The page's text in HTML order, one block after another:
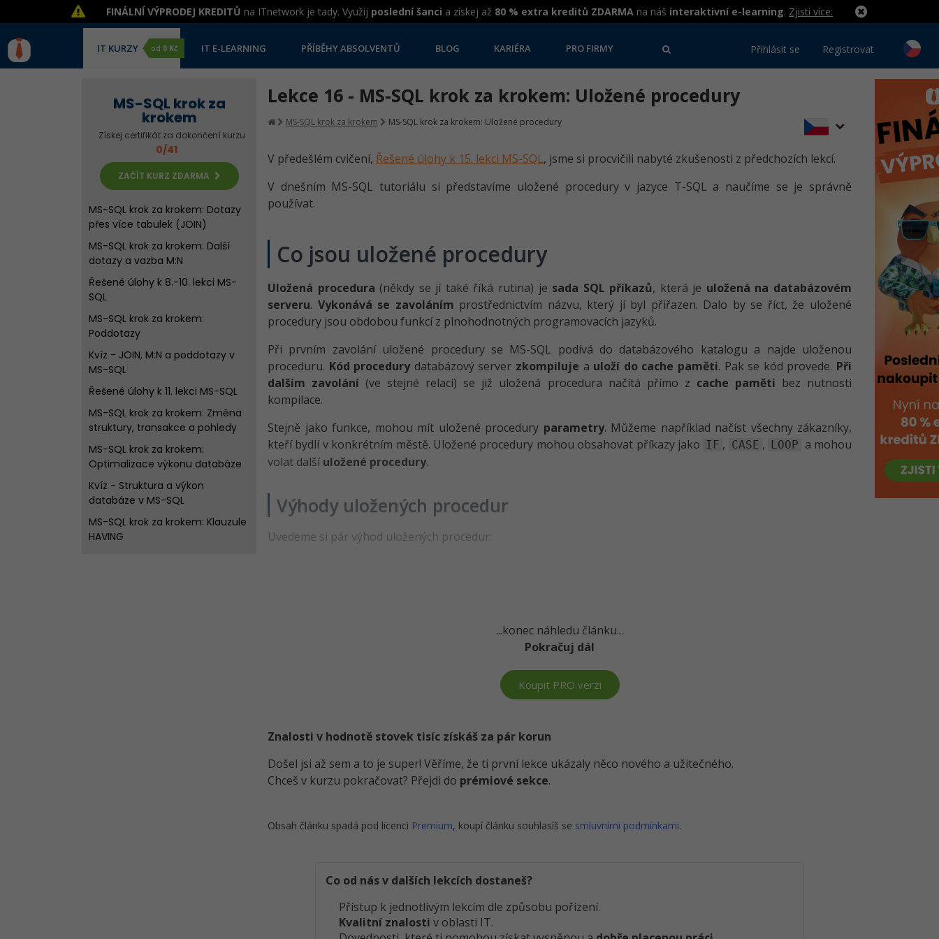
FINÁLNÍ VÝPRODEJ KREDITŮ na ITnetwork je tady. Využij poslední šanci a získej až 80 % extra kreditů ZDARMA na náš interaktivní e-learning. Zjisti více:
IT KURZY od 0 Kč IT E-LEARNING PŘÍBĚHY ABSOLVENTŮ BLOG KARIÉRA PRO FIRMY Přihlásit se Registrovat
MS-SQL krok za
krokem
Získej certifikát za dokončení kurzu
0/41
ZAČÍT KURZ ZDARMA
MS-SQL krok za krokem: Výběr
dat (vyhledávání)
Řešené úlohy k 6. lekci MS-SQL
Řešené úlohy k 7. lekci MS-SQL
MS-SQL krok za krokem: Datové
Kvíz - Výběr dat, řazení a datové
typy v MS-SQL
MS-SQL krok za krokem: Dotazy
přes více tabulek (JOIN)
MS-SQL krok za krokem: Další
dotazy a vazba M:N
Řešené úlohy k 8.-10. lekci MS-
SQL
MS-SQL krok za krokem:
Poddotazy
Kvíz - JOIN, M:N a poddotazy v
MS-SQL
Řešené úlohy k 11. lekci MS-SQL
MS-SQL krok za krokem: Změna
struktury, transakce a pohledy
MS-SQL krok za krokem:
Optimalizace výkonu databáze
Kvíz - Struktura a výkon
databáze v MS-SQL
MS-SQL krok za krokem: Klauzule
HAVING
Lekce 16 - MS-SQL krok za krokem: Uložené procedury
MS-SQL krok za krokem MS-SQL krok za krokem: Uložené procedury
V předešlém cvičení, Řešené úlohy k 15. lekci MS-SQL, jsme si procvičili nabyté zkušenosti z předchozích lekcí.
V dnešním MS-SQL tutoriálu si představíme uložené procedury v jazyce T-SQL a naučíme se je správně
používat.
Co jsou uložené procedury
Uložená procedura (někdy se jí také říká rutina) je sada SQL příkazů, která je uložená na databázovém
serveru. Vykonává se zavoláním prostřednictvím názvu, který jí byl přiřazen. Dalo by se říct, že uložené
procedury jsou obdobou funkcí z plnohodnotných programovacích jazyků.
Při prvním zavolání uložené procedury se MS-SQL podívá do databázového katalogu a najde uloženou
proceduru. Kód procedurydatabázový server zkompiluje a uloží do cache paměti. Pak se kód provede. Při
dalším zavolání (ve stejné relaci) se již uložená procedura načítá přímo z cache paměti bez nutnosti
kompilace.
Stejně jako funkce, mohou mít uložené procedury parametry. Můžeme například načíst všechny zákazníky,
kteří bydlí v konkrétním městě. Uložené procedury mohou obsahovat příkazy jako IF , CASE , LOOP a mohou
volat další uložené procedury.
Výhody uložených procedur
Uvedeme si pár výhod uložených procedur:
...konec náhledu článku...
Pokračuj dál
Koupit PRO verzi
Znalosti v hodnotě stovek tisíc získáš za pár korun
Došel jsi až sem a to je super! Věříme, že ti první lekce ukázaly něco nového a užitečného.
Chceš v kurzu pokračovat? Přejdi do prémiové sekce.
Obsah článku spadá pod licenci Premium, koupí článku souhlasíš se smluvními podmínkami.
Co od nás v dalších lekcích dostaneš?
Přístup k jednotlivým lekcím dle způsobu pořízení.
Kvalitní znalosti v oblasti IT.